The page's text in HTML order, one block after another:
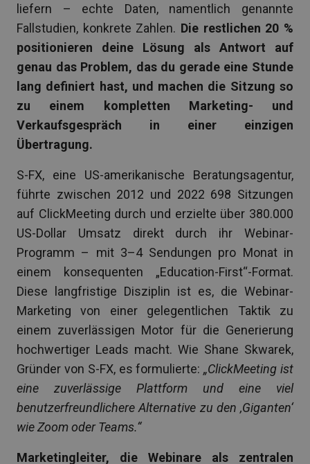
liefern – echte Daten, namentlich genannte
Fallstudien, konkrete Zahlen. Die restlichen 20 %
positionieren deine Lösung als Antwort auf
genau das Problem, das du gerade eine Stunde
lang definiert hast, und machen die Sitzung so
zu einem kompletten Marketing- und
Verkaufsgespräch in einer einzigen
Übertragung.
S-FX, eine US-amerikanische Beratungsagentur,
führte zwischen 2012 und 2022 698 Sitzungen
auf ClickMeeting durch und erzielte über 380.000
US-Dollar Umsatz direkt durch ihr Webinar-
Programm – mit 3–4 Sendungen pro Monat in
einem konsequenten „Education-First“-Format.
Diese langfristige Disziplin ist es, die Webinar-
Marketing von einer gelegentlichen Taktik zu
einem zuverlässigen Motor für die Generierung
hochwertiger Leads macht. Wie Shane Skwarek,
Gründer von S-FX, es formulierte:„ClickMeeting ist
eine zuverlässige Plattform und eine viel
benutzerfreundlichere Alternative zu den ‚Giganten‘
wie Zoom oder Teams.“
Marketingleiter, die Webinare als zentralen